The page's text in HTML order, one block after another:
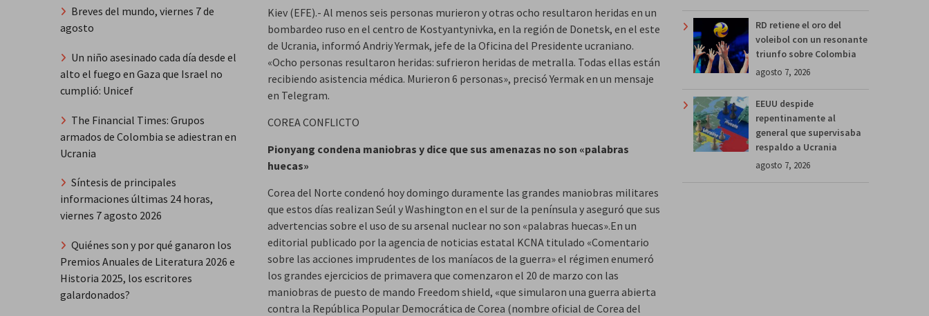
Kiev (EFE).- Al menos seis personas murieron y otras ocho resultaron heridas en un
bombardeo ruso en el centro de Kostyantynivka, en la región de Donetsk, en el este
de Ucrania, informó Andriy Yermak, jefe de la Oficina del Presidente ucraniano.
«Ocho personas resultaron heridas: sufrieron heridas de metralla. Todas ellas están
recibiendo asistencia médica. Murieron 6 personas», precisó Yermak en un mensaje
en Telegram.
COREA CONFLICTO
Pionyang condena maniobras y dice que sus amenazas no son «palabras
huecas»
Corea del Norte condenó hoy domingo duramente las grandes maniobras militares
que estos días realizan Seúl y Washington en el sur de la península y aseguró que sus
advertencias sobre el uso de su arsenal nuclear no son «palabras huecas».En un
editorial publicado por la agencia de noticias estatal KCNA titulado «Comentario
sobre las acciones imprudentes de los maníacos de la guerra» el régimen enumeró
los grandes ejercicios de primavera que comenzaron el 20 de marzo con las
maniobras de puesto de mando Freedom shield, «que simularon una guerra abierta
contra la República Popular Democrática de Corea (nombre oficial de Corea del
RD retiene el oro del
voleibol con un resonante
triunfo sobre Colombia
agosto 7, 2026
EEUU despide
repentinamente al
general que supervisaba
respaldo a Ucrania
agosto 7, 2026
Breves del mundo, viernes 7 de
agosto
Un niño asesinado cada día desde el
alto el fuego en Gaza que Israel no
cumplió: Unicef
The Financial Times: Grupos
armados de Colombia se adiestran en
Ucrania
Síntesis de principales
informaciones últimas 24 horas,
viernes 7 agosto 2026
Quiénes son y por qué ganaron los
Premios Anuales de Literatura 2026 e
Historia 2025, los escritores
galardonados?